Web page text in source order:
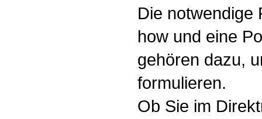
Die notwendige
how und eine
gehören dazu,
formulieren.
Ob Sie im